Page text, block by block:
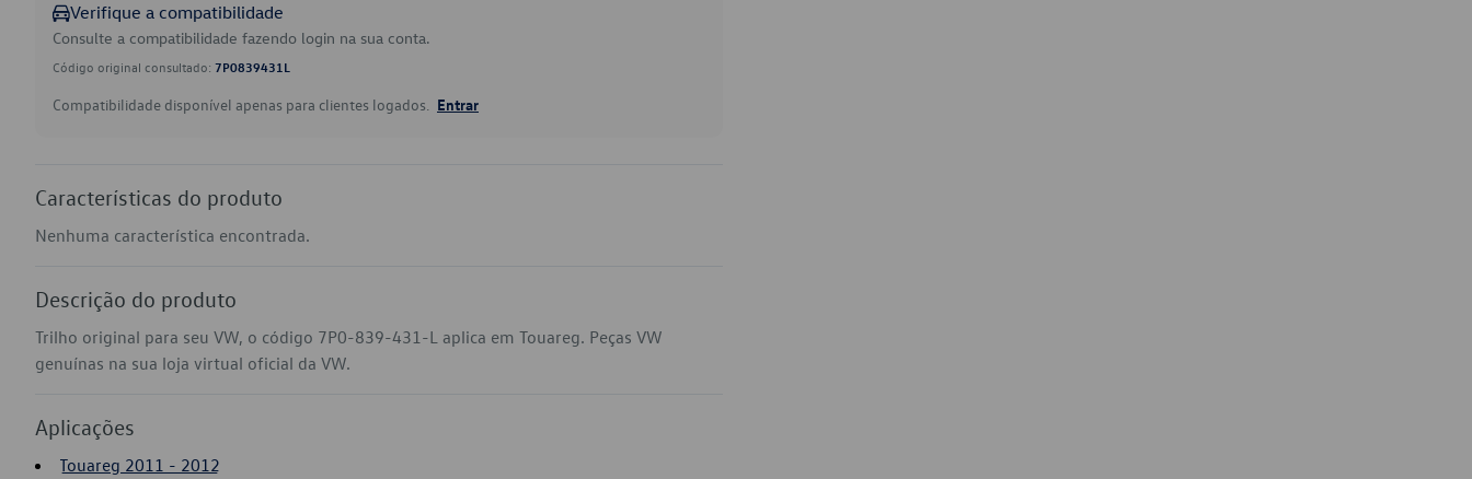
Verifique a compatibilidade
Consulte a compatibilidade fazendo login na sua conta.
Código original consultado: 7P0839431L
Compatibilidade disponível apenas para clientes logados. Entrar
Características do produto
Nenhuma característica encontrada.
Descrição do produto
Trilho original para seu VW, o código 7P0-839-431-L aplica em Touareg. Peças VW
genuínas na sua loja virtual oficial da VW.
Aplicações
Touareg 2011 - 2012